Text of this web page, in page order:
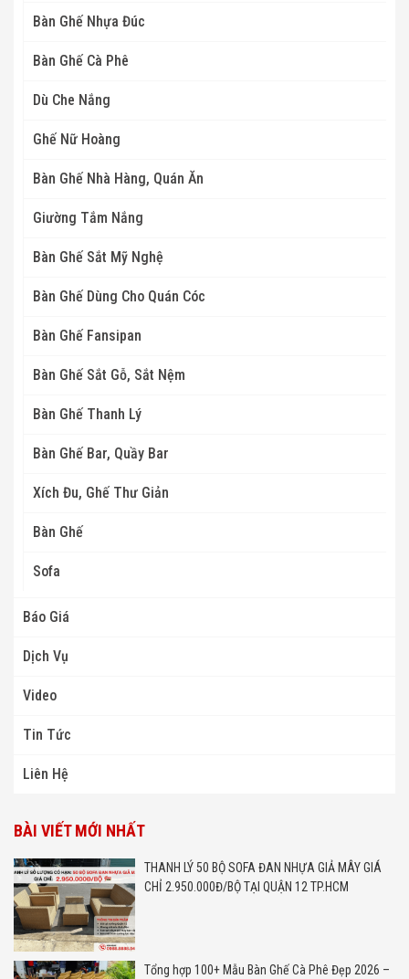
Bàn Ghế Nhựa Đúc
Bàn Ghế Cà Phê
Dù Che Nắng
Ghế Nữ Hoàng
Bàn Ghế Nhà Hàng, Quán Ăn
Giường Tắm Nắng
Bàn Ghế Sắt Mỹ Nghệ
Bàn Ghế Dùng Cho Quán Cóc
Bàn Ghế Fansipan
Bàn Ghế Sắt Gỗ, Sắt Nệm
Bàn Ghế Thanh Lý
Bàn Ghế Bar, Quầy Bar
Xích Đu, Ghế Thư Giản
Bàn Ghế
Sofa
Báo Giá
Dịch Vụ
Video
Tin Tức
Liên Hệ
BÀI VIẾT MỚI NHẤT
THANH LÝ 50 BỘ SOFA ĐAN NHỰA GIẢ MÂY GIÁ
CHỈ 2.950.000Đ/BỘ TẠI QUẬN 12 TP.HCM
Tổng hợp 100+ Mẫu Bàn Ghế Cà Phê Đẹp 2026 –